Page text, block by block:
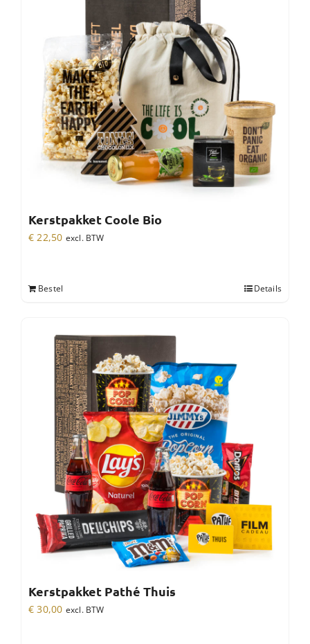
Kerstpakket Coole Bio
€ 22,50 excl. BTW
Bestel Details
Kerstpakket Pathé Thuis
€ 30,00 excl. BTW